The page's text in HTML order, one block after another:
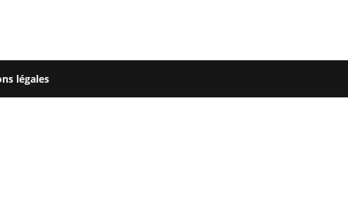
légales